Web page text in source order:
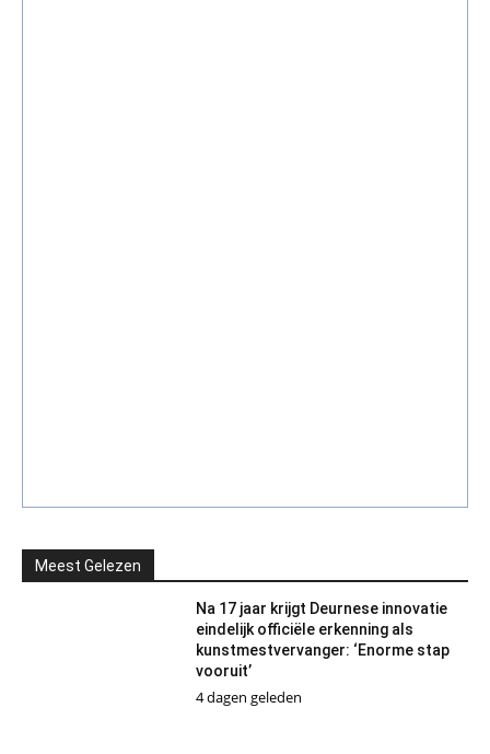
Meest Gelezen
Na 17 jaar krijgt Deurnese innovatie
eindelijk officiële erkenning als
kunstmestvervanger: ‘Enorme stap
vooruit’
4 dagen geleden